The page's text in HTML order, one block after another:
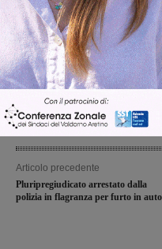
Cronaca 4 Agosto 2026
Un anno fa la
Gianni, Giulia e
processo, lo stop ai
Articolo precedente
Pluripregiudicato arrestato dalla
polizia in flagranza per furto in auto